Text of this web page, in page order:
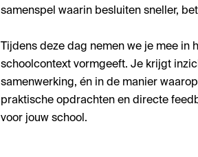
samenspel waarin besluiten sneller,
Tijdens deze dag nemen we je mee in
schoolcontext vormgeeft. Je krijgt
samenwerking, én in de manier
praktische opdrachten en directe
voor jouw school.